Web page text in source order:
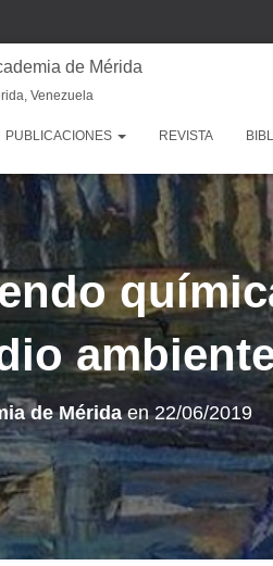
de Mérida
Venezuela
PUBLICACIONES REVISTA
de Méridaen22/06/2019